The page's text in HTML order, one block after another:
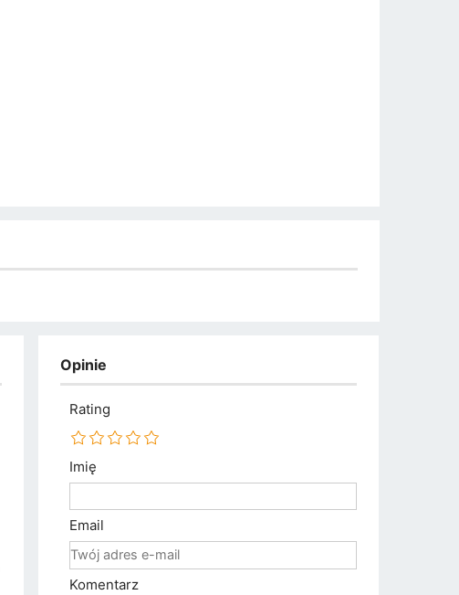
Opinie
Rating
Imię
Email
Komentarz